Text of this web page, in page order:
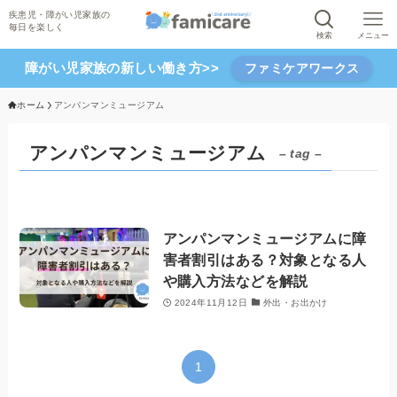
検索 メニュー
障がい児家族の新しい働き方>> ファミケアワークス
ホーム アンパンマンミュージアム
アンパンマンミュージアム – tag –
アンパンマンミュージアムに障
害者割引はある？対象となる人
や購入方法などを解説
2024年11月12日 外出・お出かけ
1